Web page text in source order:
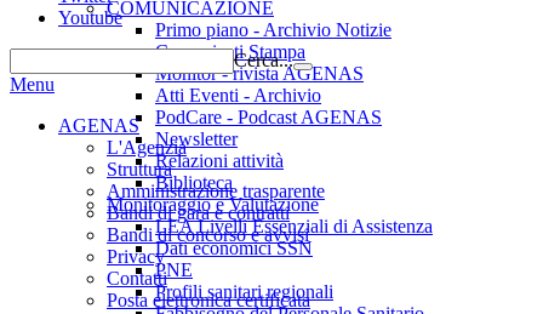
Youtube
Cerca...
Menu
AGENAS
L'Agenzia
Struttura
Amministrazione trasparente
Bandi di gara e contratti
Bandi di concorso e avvisi
Privacy
Contatti
Posta elettronica certificata
COMUNICAZIONE
Primo piano - Archivio Notizie
Comunicati Stampa
Monitor - rivista AGENAS
Atti Eventi - Archivio
PodCare - Podcast AGENAS
Newsletter
Relazioni attività
Biblioteca
Monitoraggio e Valutazione
LEA Livelli Essenziali di Assistenza
Dati economici SSN
PNE
Profili sanitari regionali